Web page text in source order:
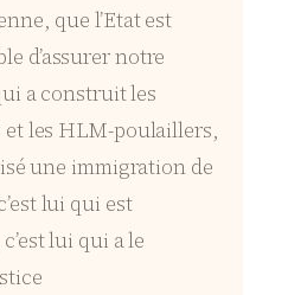
que l’Etat est
d’assurer notre
a construit les
les HLM-poulaillers,
une immigration de
lui qui est
lui qui a le